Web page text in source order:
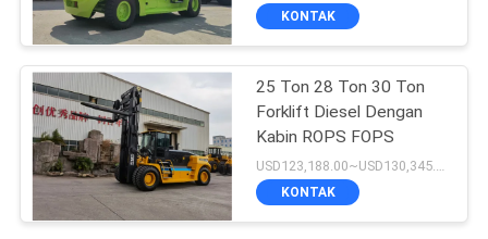
KONTAK
25 Ton 28 Ton 30 Ton
Forklift Diesel Dengan
Kabin ROPS FOPS
USD123,188.00~USD130,345.00/ Unit MOQ:1 unit
KONTAK